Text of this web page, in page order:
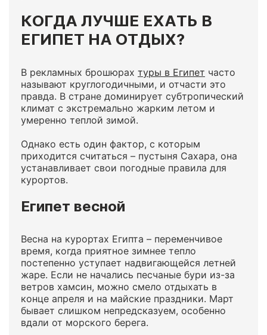
КОГДА ЛУЧШЕ ЕХАТЬ В
ЕГИПЕТ НА ОТДЫХ?
В рекламных брошюрах туры в Египет часто
называют круглогодичными, и отчасти это
правда. В стране доминирует субтропический
климат с экстремально жарким летом и
умеренно теплой зимой.
Однако есть один фактор, с которым
приходится считаться – пустыня Сахара, она
устанавливает свои погодные правила для
курортов.
Египет весной
Весна на курортах Египта – переменчивое
время, когда приятное зимнее тепло
постепенно уступает надвигающейся летней
жаре. Если не начались песчаные бури из-за
ветров хамсин, можно смело отдыхать в
конце апреля и на майские праздники. Март
бывает слишком непредсказуем, особенно
вдали от морского берега.